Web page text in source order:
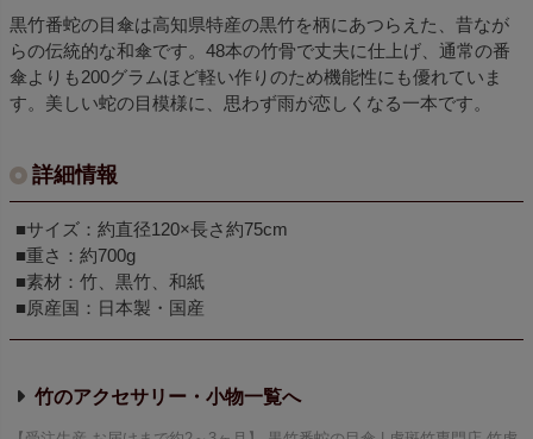
黒竹番蛇の目傘は高知県特産の黒竹を柄にあつらえた、昔なが
らの伝統的な和傘です。48本の竹骨で丈夫に仕上げ、通常の番
傘よりも200グラムほど軽い作りのため機能性にも優れていま
す。美しい蛇の目模様に、思わず雨が恋しくなる一本です。
詳細情報
■サイズ：約直径120×長さ約75cm
■重さ：約700g
■素材：竹、黒竹、和紙
■原産国：日本製・国産
竹のアクセサリー・小物